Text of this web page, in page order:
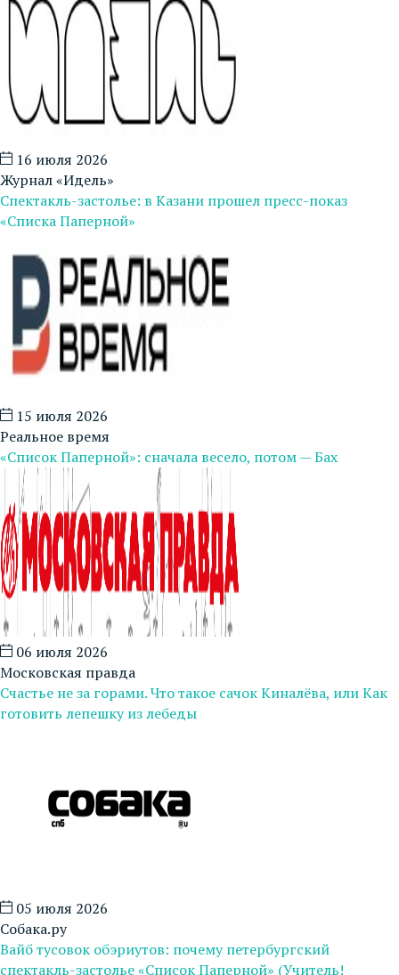
16 июля 2026
Журнал «Идель»
Спектакль-застолье: в Казани прошел пресс-показ
«Списка Паперной»
15 июля 2026
Реальное время
«Список Паперной»: сначала весело, потом — Бах
06 июля 2026
Московская правда
Счастье не за горами. Что такое сачок Киналёва, или Как
готовить лепешку из лебеды
05 июля 2026
Собака.ру
Вайб тусовок обэриутов: почему петербургский
спектакль-застолье «Список Паперной» (Учитель!